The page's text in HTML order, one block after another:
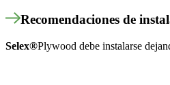
Recomendaciones de
Selex®Plywood debe instalarse